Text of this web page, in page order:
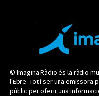
© Imagina Ràdio és la ràdio
l'Ebre. Tot i ser una emissora
públic per oferir una